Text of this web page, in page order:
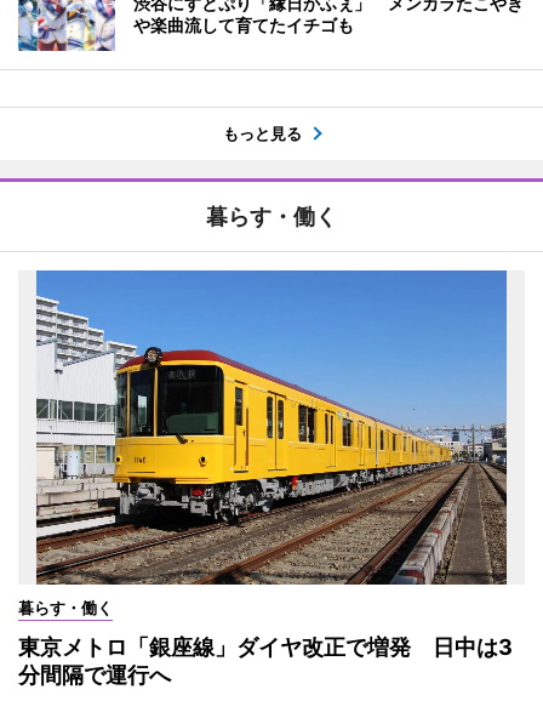
や楽曲流して育てたイチゴも
もっと見る
暮らす・働く
暮らす・働く
東京メトロ「銀座線」ダイヤ改正で増発 日中は3
分間隔で運行へ